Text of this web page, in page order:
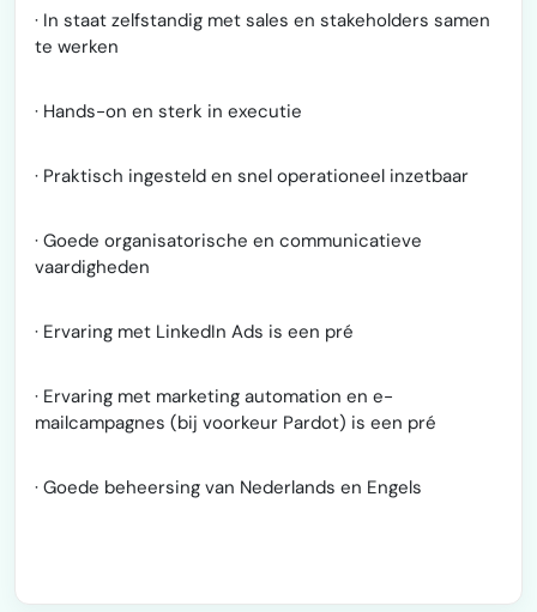
· In staat zelfstandig met sales en stakeholders samen
te werken
· Hands-on en sterk in executie
· Praktisch ingesteld en snel operationeel inzetbaar
· Goede organisatorische en communicatieve
vaardigheden
· Ervaring met LinkedIn Ads is een pré
· Ervaring met marketing automation en e-
mailcampagnes (bij voorkeur Pardot) is een pré
· Goede beheersing van Nederlands en Engels